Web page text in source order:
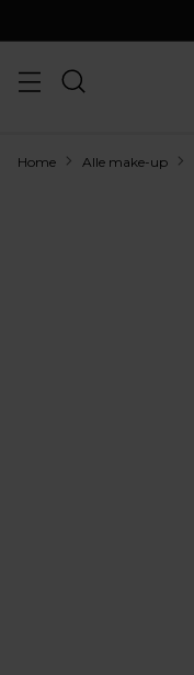
Home Alle make-up